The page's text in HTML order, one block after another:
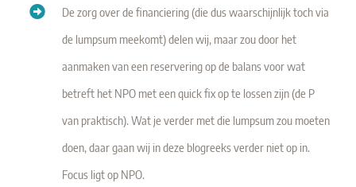
De zorg over de financiering (die dus waarschijnlijk toch via
de lumpsum meekomt) delen wij, maar zou door het
aanmaken van een reservering op de balans voor wat
betreft het NPO met een quick fix op te lossen zijn (de P
van praktisch). Wat je verder met die lumpsum zou moeten
doen, daar gaan wij in deze blogreeks verder niet op in.
Focus ligt op NPO.